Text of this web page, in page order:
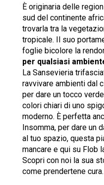
È originaria delle
sud del continente
trovarla tra la
tropicale. Il suo
foglie bicolore la
per qualsiasi
La Sansevieria
ravvivare ambienti dal
per dare un tocco
colori chiari di uno
moderno. È perfetta
Insomma, per dare un
al tuo spazio, questa
mancare e qui su Flob
Scopri con noi la sua
come prendertene cura.